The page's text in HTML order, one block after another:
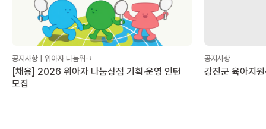
공지사항 | 위아자 나눔위크
[채용] 2026 위아자 나눔상점 기획·운영 인턴
모집
공지사항
강진군 육아지